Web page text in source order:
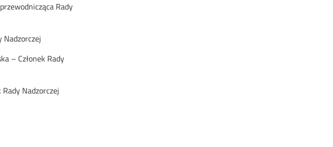
Rady
Nadzorczej
– Członek Rady
Nadzorczej